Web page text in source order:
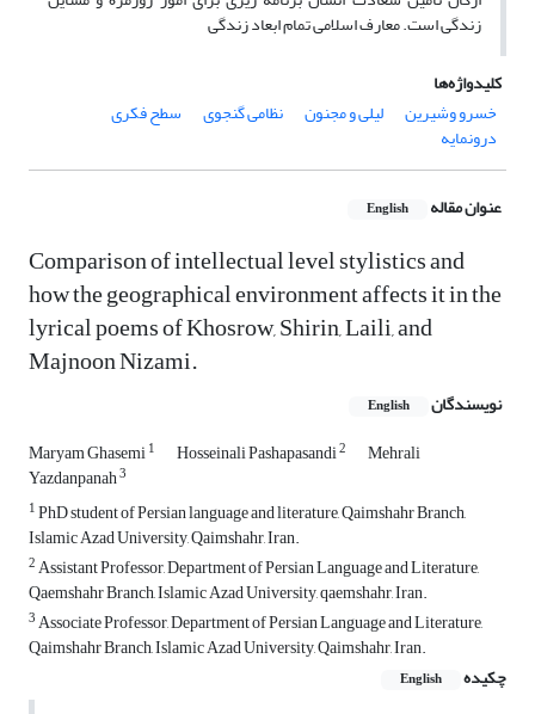
زندگی است. معارف اسلامی تمام ابعاد زندگی
کلیدواژه‌ها
خسرو وشیرین
لیلی و مجنون نظامی گنجوی سطح فکری
درونمایه
عنوان مقاله English
Comparison of intellectual level stylistics and
how the geographical environment affects it in the
lyrical poems of Khosrow, Shirin, Laili, and
Majnoon Nizami.
نویسندگان English
Maryam Ghasemi1 Hosseinali Pashapasandi2 Mehrali
Yazdanpanah3
1PhD student of Persian language and literature, Qaimshahr Branch,
Islamic Azad University, Qaimshahr, Iran.
2Assistant Professor, Department of Persian Language and Literature,
Qaemshahr Branch, Islamic Azad University, qaemshahr, Iran.
3Associate Professor, Department of Persian Language and Literature,
Qaimshahr Branch, Islamic Azad University, Qaimshahr, Iran.
چکیده
English